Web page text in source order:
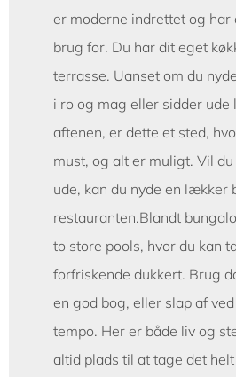
er moderne indrettet og har
brug for. Du har dit eget
terrasse. Uanset om du
i ro og mag eller sidder
aftenen, er dette et sted,
must, og alt er muligt. Vil
ude, kan du nyde en lækker
restauranten.Blandt
to store pools, hvor du kan
forfriskende dukkert. Brug
en god bog, eller slap af
tempo. Her er både liv og
altid plads til at tage det